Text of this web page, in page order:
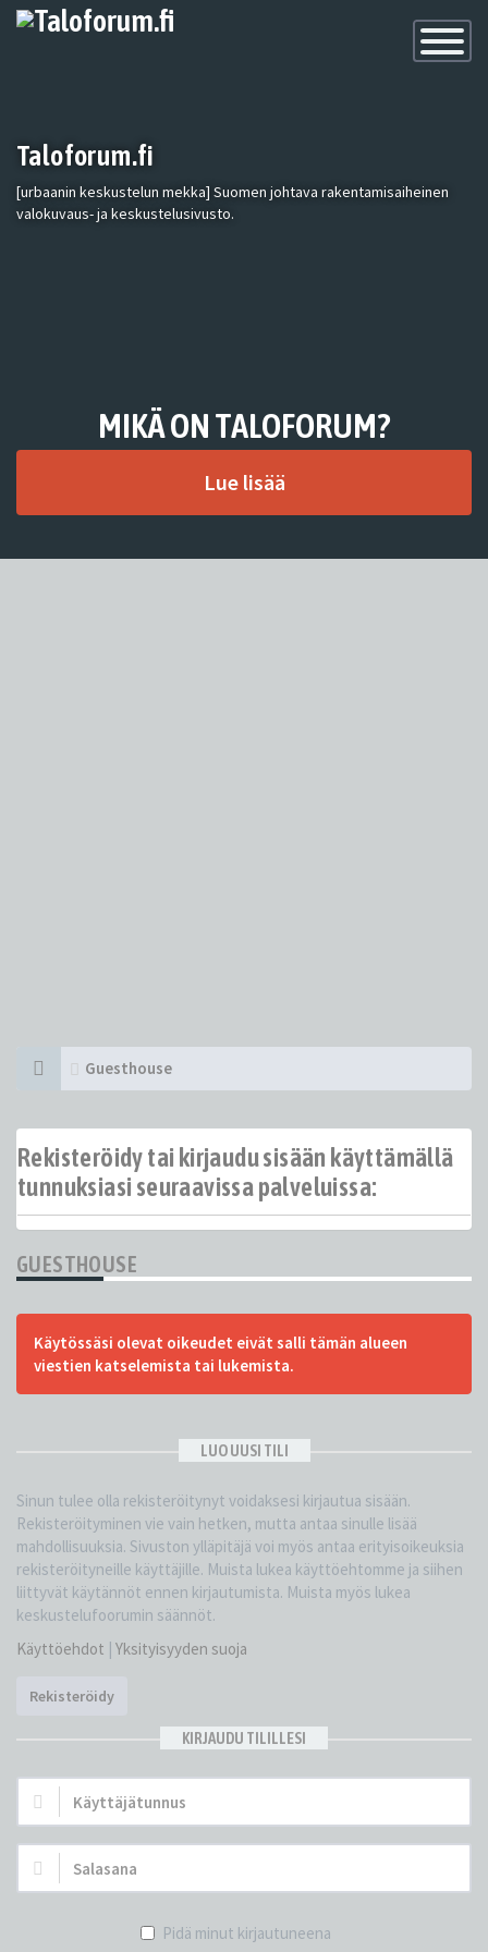
Toggle
Taloforum.fi
[urbaanin keskustelun mekka] Suomen johtava rakentamisaiheinen
valokuvaus- ja keskustelusivusto.
MIKÄ ON TALOFORUM?
Lue lisää
Guesthouse
Rekisteröidy tai kirjaudu sisään käyttämällä
tunnuksiasi seuraavissa palveluissa:
GUESTHOUSE
Käytössäsi olevat oikeudet eivät salli tämän alueen
viestien katselemista tai lukemista.
LUO UUSI TILI
Sinun tulee olla rekisteröitynyt voidaksesi kirjautua sisään.
Rekisteröityminen vie vain hetken, mutta antaa sinulle lisää
mahdollisuuksia. Sivuston ylläpitäjä voi myös antaa erityisoikeuksia
rekisteröityneille käyttäjille. Muista lukea käyttöehtomme ja siihen
liittyvät käytännöt ennen kirjautumista. Muista myös lukea
keskustelufoorumin säännöt.
Käyttöehdot | Yksityisyyden suoja
Rekisteröidy
KIRJAUDU TILILLESI
Käyttäjätunnus:
Salasana:
Pidä minut kirjautuneena